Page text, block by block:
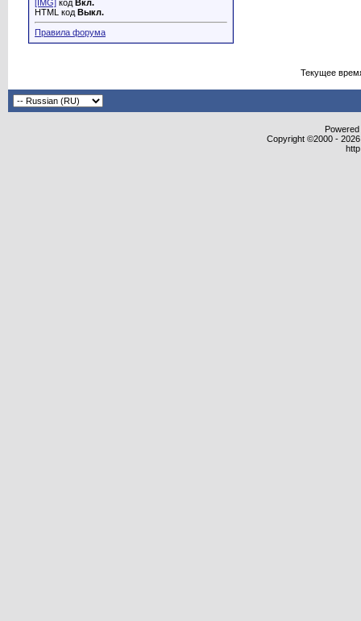
[IMG] код Вкл.
HTML код Выкл.
Правила форума
Текущее
Copyright ©2000 -